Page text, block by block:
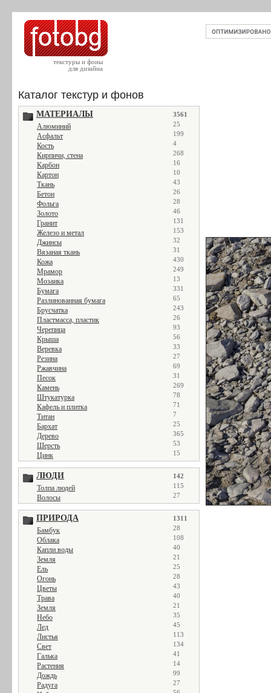
текстуры и фоны
для дизайна
Каталог текстур и фонов
МАТЕРИАЛЫ 3561
Алюминий 25
Асфальт 199
Кость 4
Кирпичи, стена 268
Карбон 16
Картон 10
Ткань 43
Бетон 26
Фольга 28
Золото 46
Гранит 131
Железо и метал 153
Джинсы 32
Вязаная ткань 31
Кожа 430
Мрамор 249
Мозаика 13
Бумага 331
Разлинованная бумага 65
Брусчатка 243
Пластмасса, пластик 26
Черепица 93
Крыша 56
Веревка 33
Резина 27
Ржавчина 69
Песок 31
Камень 269
Штукатурка 78
Кафель и плитка 71
Титан 7
Бархат 25
Дерево 365
Шерсть 53
Цинк 15
ЛЮДИ 142
Толпа людей 115
Волосы 27
ПРИРОДА 1311
Бамбук 28
Облака 108
Капли воды 40
Земля 21
Ель 25
Огонь 28
Цветы 43
Трава 40
Земля 21
Небо 35
Лед 45
Листья 113
Свет 134
Галька 41
Растения 14
Дождь 99
Радуга 27